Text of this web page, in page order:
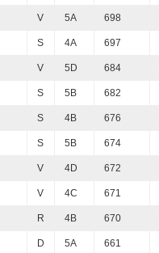
V 5A 698
S 4A 697
V 5D 684
S 5B 682
S 4B 676
S 5B 674
V 4D 672
V 4C 671
R 4B 670
D 5A 661